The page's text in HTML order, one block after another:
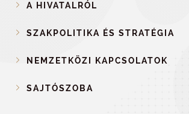
A HIVATALRÓL
SZAKPOLITIKA ÉS STRATÉGIA
NEMZETKÖZI KAPCSOLATOK
SAJTÓSZOBA